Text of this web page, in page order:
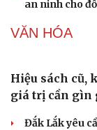
bằng “mạch
nan chiến lược
Mỹ bác thông
giao tranh với